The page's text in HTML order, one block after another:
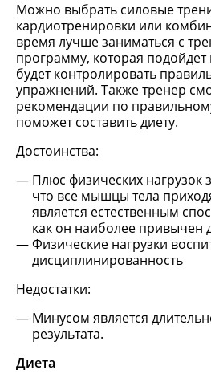
Можно выбрать силовые
кардиотренировки или
время лучше заниматься с
программу, которая
будет контролировать
упражнений. Также тренер
рекомендации по
поможет составить диету.
Достоинства:
Плюс физических нагрузок
что все мышцы тела
является естественным
как он наиболее привычен
Физические нагрузки
дисциплинированность
Недостатки:
Минусом является
результата.
Диета